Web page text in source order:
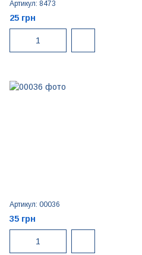
Артикул: 8473
25 грн
Артикул: 00036
35 грн